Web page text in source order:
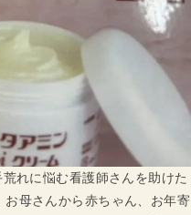
れに悩む看護師さんを助けた
母さんから赤ちゃん、お年寄